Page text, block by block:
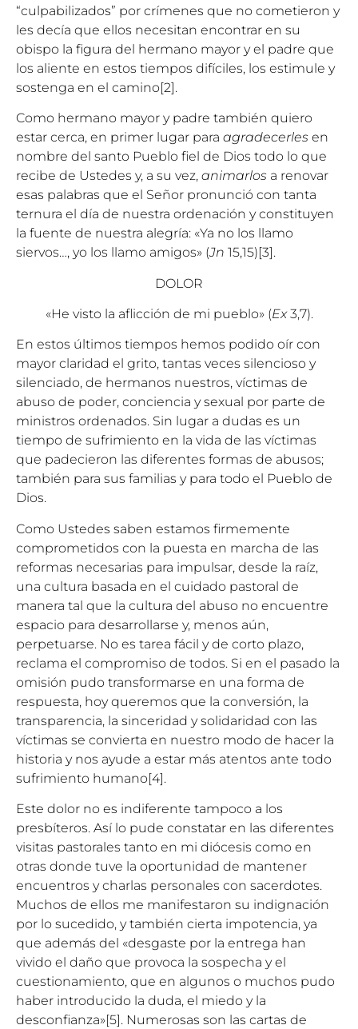
“culpabilizados” por crímenes que no cometieron y
les decía que ellos necesitan encontrar en su
obispo la figura del hermano mayor y el padre que
los aliente en estos tiempos difíciles, los estimule y
sostenga en el camino[2].
Como hermano mayor y padre también quiero
estar cerca, en primer lugar para agradecerles en
nombre del santo Pueblo fiel de Dios todo lo que
recibe de Ustedes y, a su vez, animarlos a renovar
esas palabras que el Señor pronunció con tanta
ternura el día de nuestra ordenación y constituyen
la fuente de nuestra alegría: «Ya no los llamo
siervos…, yo los llamo amigos» (Jn 15,15) [3] .
DOLOR
«He visto la aflicción de mi pueblo» (Ex3,7).
En estos últimos tiempos hemos podido oír con
mayor claridad el grito, tantas veces silencioso y
silenciado, de hermanos nuestros, víctimas de
abuso de poder, conciencia y sexual por parte de
ministros ordenados. Sin lugar a dudas es un
tiempo de sufrimiento en la vida de las víctimas
que padecieron las diferentes formas de abusos;
también para sus familias y para todo el Pueblo de
Dios.
Como Ustedes saben estamos firmemente
comprometidos con la puesta en marcha de las
reformas necesarias para impulsar, desde la raíz,
una cultura basada en el cuidado pastoral de
manera tal que la cultura del abuso no encuentre
espacio para desarrollarse y, menos aún,
perpetuarse. No es tarea fácil y de corto plazo,
reclama el compromiso de todos. Si en el pasado la
omisión pudo transformarse en una forma de
respuesta, hoy queremos que la conversión, la
transparencia, la sinceridad y solidaridad con las
víctimas se convierta en nuestro modo de hacer la
historia y nos ayude a estar más atentos ante todo
sufrimiento humano[4].
Este dolor no es indiferente tampoco a los
presbíteros. Así lo pude constatar en las diferentes
visitas pastorales tanto en mi diócesis como en
otras donde tuve la oportunidad de mantener
encuentros y charlas personales con sacerdotes.
Muchos de ellos me manifestaron su indignación
por lo sucedido, y también cierta impotencia, ya
que además del «desgaste por la entrega han
vivido el daño que provoca la sospecha y el
cuestionamiento, que en algunos o muchos pudo
haber introducido la duda, el miedo y la
desconfianza»[5]. Numerosas son las cartas de